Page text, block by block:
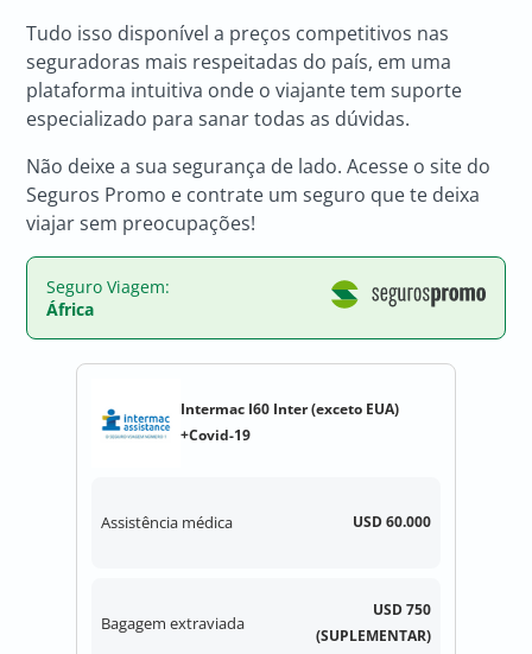
Tudo isso disponível a preços competitivos nas
seguradoras mais respeitadas do país, em uma
plataforma intuitiva onde o viajante tem suporte
especializado para sanar todas as dúvidas.
Não deixe a sua segurança de lado. Acesse o site do
Seguros Promo e contrate um seguro que te deixa
viajar sem preocupações!
Seguro Viagem:
África
Intermac I60 Inter (exceto EUA)
+Covid-19
Assistência médica USD 60.000
Bagagem extraviada
USD 750
(SUPLEMENTAR)